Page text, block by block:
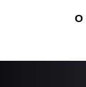
O